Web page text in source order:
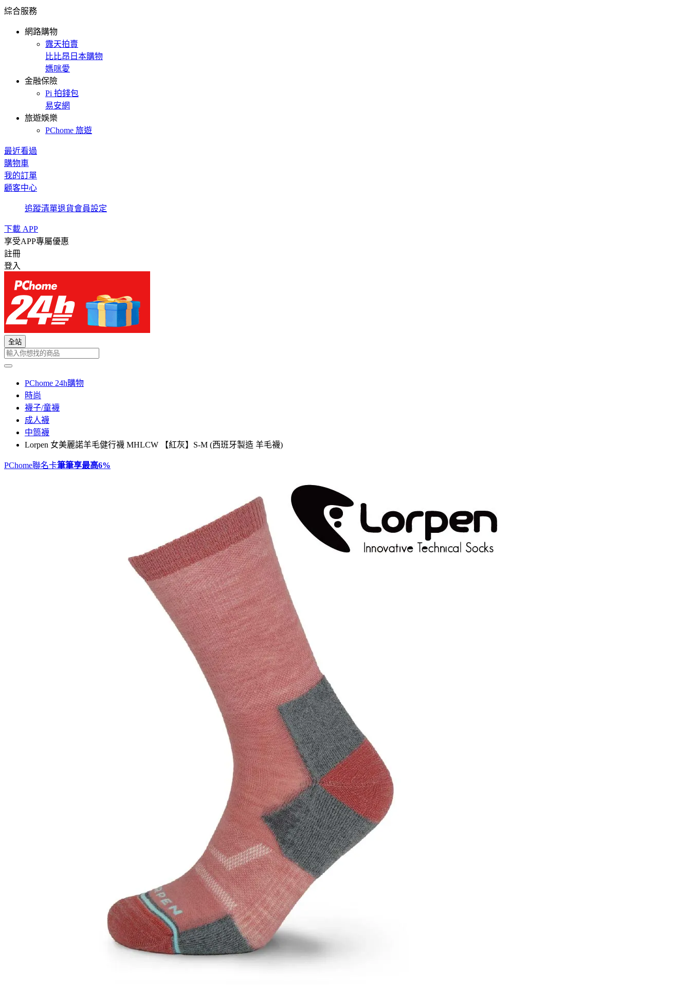
綜合服務
網路購物
露天拍賣
比比昂日本購物
媽咪愛
金融保險
Pi 拍錢包
易安網
旅遊娛樂
PChome 旅遊
最近看過
購物車
我的訂單
顧客中心
追蹤清單退貨會員設定
下載 APP
享受APP專屬優惠
註冊
登入
全站
PChome 24h購物
時尚
襪子/童襪
成人襪
中筒襪
Lorpen 女美麗諾羊毛健行襪 MHLCW 【紅灰】S-M (西班牙製造 羊毛襪)
PChome聯名卡筆筆享最高6%